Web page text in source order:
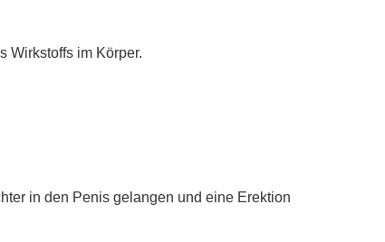
Wirkstoffs im Körper.
in den Penis gelangen und eine Erektion